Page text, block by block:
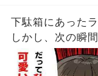
下駄箱にあった
しかし、次の瞬
の顔が急に焦り